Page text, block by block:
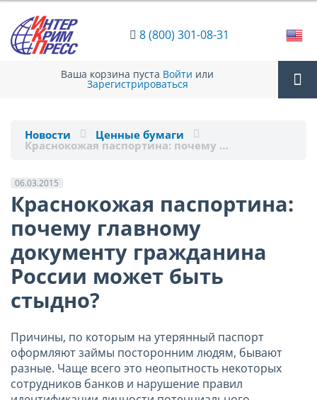
8 (800) 301-08-31
Ваша корзина пуста Войти или
Зарегистрироваться
Новости Ценные бумаги
Краснокожая паспортина: почему …
06.03.2015
Краснокожая паспортина:
почему главному
документу гражданина
России может быть
стыдно?
Причины, по которым на утерянный паспорт
оформляют займы посторонним людям, бывают
разные. Чаще всего это неопытность некоторых
сотрудников банков и нарушение правил